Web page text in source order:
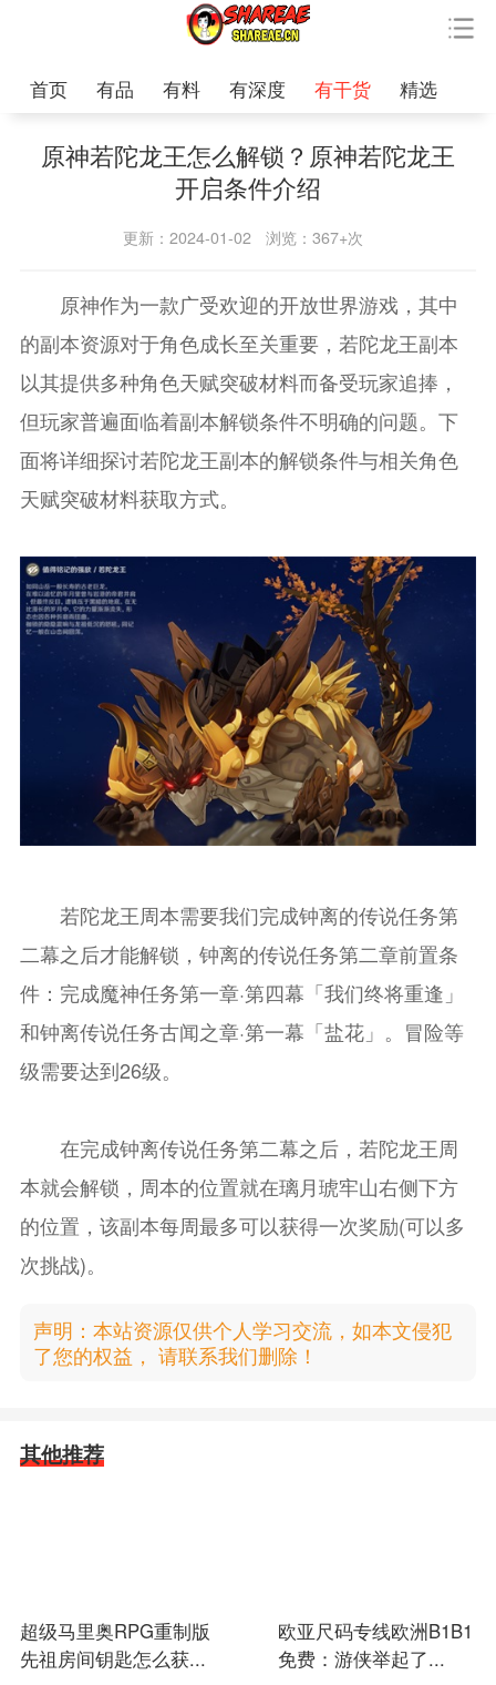
首页 有品 有料 有深度 有干货 精选
原神若陀龙王怎么解锁？原神若陀龙王
开启条件介绍
更新：2024-01-02 浏览：367+次
原神作为一款广受欢迎的开放世界游戏，其中
的副本资源对于角色成长至关重要，若陀龙王副本
以其提供多种角色天赋突破材料而备受玩家追捧，
但玩家普遍面临着副本解锁条件不明确的问题。下
面将详细探讨若陀龙王副本的解锁条件与相关角色
天赋突破材料获取方式。
若陀龙王周本需要我们完成钟离的传说任务第
二幕之后才能解锁，钟离的传说任务第二章前置条
件：完成魔神任务第一章·第四幕「我们终将重逢」
和钟离传说任务古闻之章·第一幕「盐花」。冒险等
级需要达到26级。
在完成钟离传说任务第二幕之后，若陀龙王周
本就会解锁，周本的位置就在璃月琥牢山右侧下方
的位置，该副本每周最多可以获得一次奖励(可以多
次挑战)。
声明：本站资源仅供个人学习交流，如本文侵犯
了您的权益， 请联系我们删除！
其他推荐
超级马里奥RPG重制版
先祖房间钥匙怎么获...
欧亚尺码专线欧洲B1B1
免费：游侠举起了...